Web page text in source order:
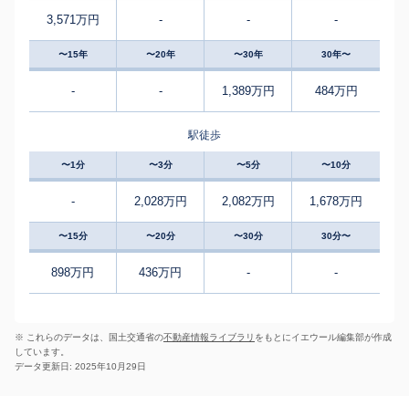
3,571万円 - - -
〜15年 〜20年 〜30年 30年〜
- - 1,389万円 484万円
駅徒歩
〜1分 〜3分 〜5分 〜10分
- 2,028万円 2,082万円 1,678万円
〜15分 〜20分 〜30分 30分〜
898万円 436万円 - -
※ これらのデータは、国土交通省の不動産情報ライブラリ をもとにイエウール編集部が作成
しています。
データ更新日: 2025年10月29日